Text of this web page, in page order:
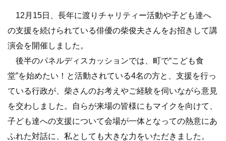
12月15日、長年に渡りチャリティー活動や子ども達へ
の支援を続けられている俳優の柴俊夫さんをお招きして講
演会を開催しました。
後半のパネルディスカッションでは、町で“こども食
堂”を始めたい！と活動されている4名の方と、支援を行っ
ている行政が、柴さんのお考えやご経験を伺いながら意見
を交わしました。自らが来場の皆様にもマイクを向けて、
子ども達への支援について会場が一体となっての熱意にあ
ふれた対話に、私としても大きな力をいただきました。